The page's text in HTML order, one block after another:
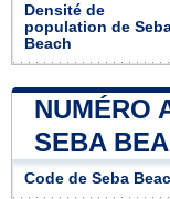
Densité de
population de
Beach
NUMÉRO
SEBA
Code de Seba